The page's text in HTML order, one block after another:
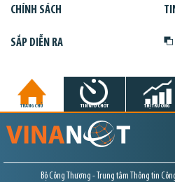
CHÍNH SÁCH
SẮP DIỄN RA
TRANG CHỦ TIN GIỜ CHÓT THỊ TRƯỜNG
Bộ Công Thương - Trung tâm Thông tin